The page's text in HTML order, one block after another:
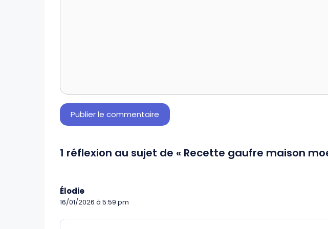
1 réflexion au sujet de « Recette gaufre maison
Élodie
16/01/2026 à 5:59 pm